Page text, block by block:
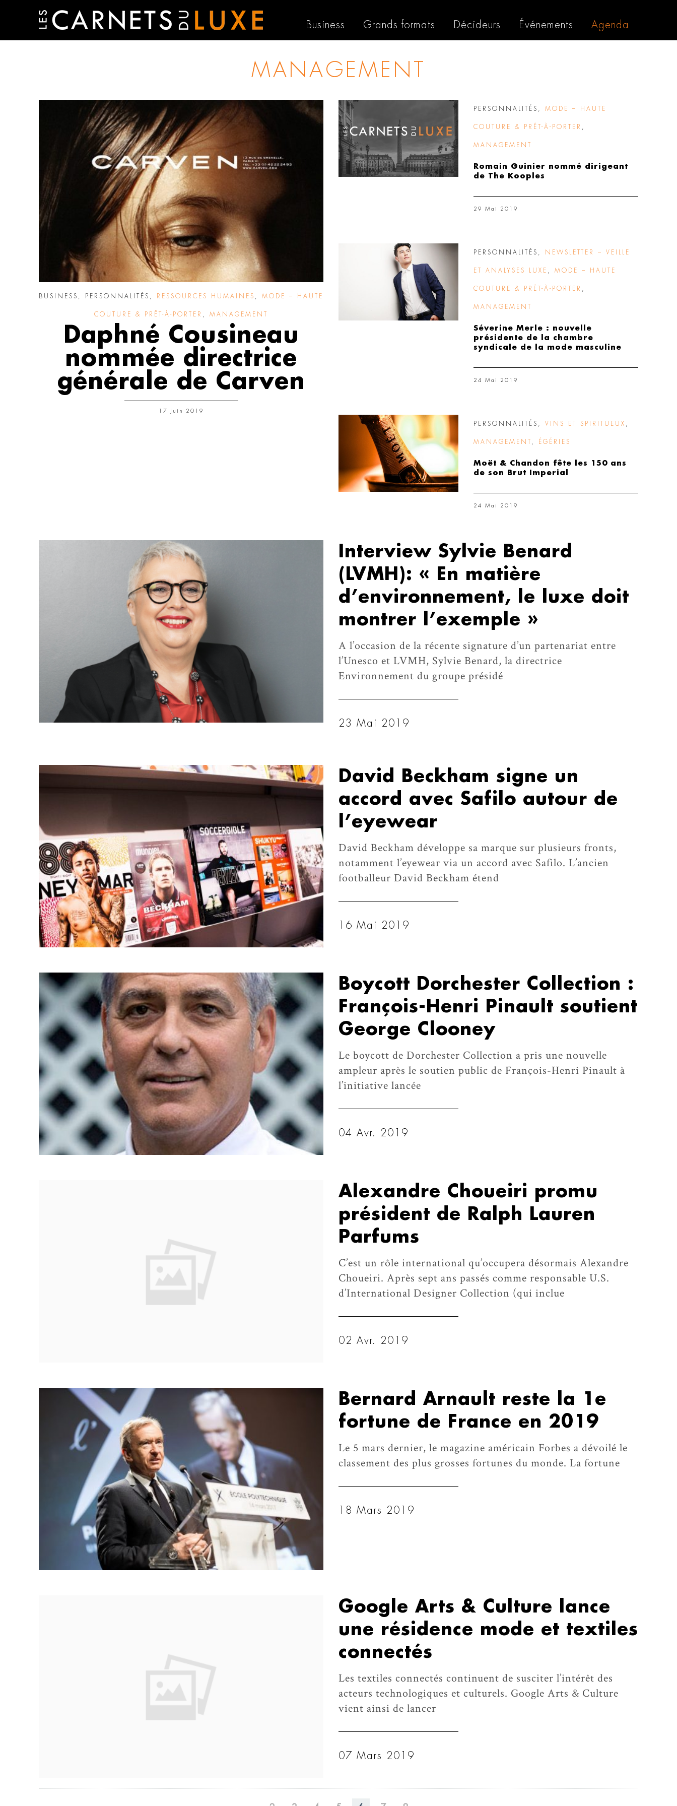
Business Grands formats Décideurs Événements Agenda
MANAGEMENT
BUSINESS PERSONNALITÉS RESSOURCES HUMAINES MODE – HAUTE
COUTURE & PRÊT-À-PORTER MANAGEMENT
Daphné Cousineau
nommée directrice
générale de Carven
17 Juin 2019
PERSONNALITÉS MODE – HAUTE
COUTURE & PRÊT-À-PORTER
MANAGEMENT
Romain Guinier nommé dirigeant
de The Kooples
29 Mai 2019
PERSONNALITÉS NEWSLETTER – VEILLE
ET ANALYSES LUXE MODE – HAUTE
COUTURE & PRÊT-À-PORTER
MANAGEMENT
Séverine Merle : nouvelle
présidente de la chambre
syndicale de la mode masculine
24 Mai 2019
PERSONNALITÉS VINS ET SPIRITUEUX
MANAGEMENT ÉGÉRIES
Moët & Chandon fête les 150 ans
de son Brut Imperial
24 Mai 2019
Interview Sylvie Benard
(LVMH): « En matière
d’environnement, le luxe doit
montrer l’exemple »
A l’occasion de la récente signature d’un partenariat entre
l’Unesco et LVMH, Sylvie Benard, la directrice
Environnement du groupe présidé
23 Mai 2019
David Beckham signe un
accord avec Safilo autour de
l’eyewear
David Beckham développe sa marque sur plusieurs fronts,
notamment l’eyewear via un accord avec Safilo. L’ancien
footballeur David Beckham étend
16 Mai 2019
Boycott Dorchester Collection :
François-Henri Pinault soutient
George Clooney
Le boycott de Dorchester Collection a pris une nouvelle
ampleur après le soutien public de François-Henri Pinault à
l’initiative lancée
04 Avr. 2019
Alexandre Choueiri promu
président de Ralph Lauren
Parfums
C’est un rôle international qu’occupera désormais Alexandre
Choueiri. Après sept ans passés comme responsable U.S.
d’International Designer Collection (qui inclue
02 Avr. 2019
Bernard Arnault reste la 1e
fortune de France en 2019
Le 5 mars dernier, le magazine américain Forbes a dévoilé le
classement des plus grosses fortunes du monde. La fortune
18 Mars 2019
Google Arts & Culture lance
une résidence mode et textiles
connectés
Les textiles connectés continuent de susciter l’intérêt des
acteurs technologiques et culturels. Google Arts & Culture
vient ainsi de lancer
07 Mars 2019